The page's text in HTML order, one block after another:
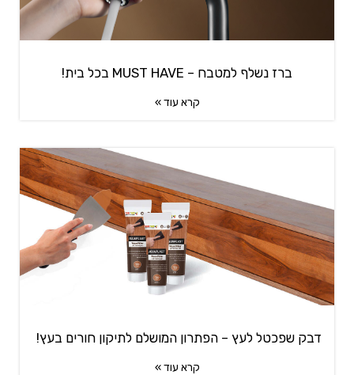
ברז נשלף למטבח – MUST HAVE בכל בית!
קרא עוד »
דבק שפכטל לעץ – הפתרון המושלם לתיקון חורים בעץ!
קרא עוד »